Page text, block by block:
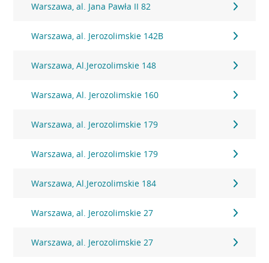
Warszawa, al. Jana Pawła II 82
Warszawa, al. Jerozolimskie 142B
Warszawa, Al.Jerozolimskie 148
Warszawa, Al. Jerozolimskie 160
Warszawa, al. Jerozolimskie 179
Warszawa, al. Jerozolimskie 179
Warszawa, Al.Jerozolimskie 184
Warszawa, al. Jerozolimskie 27
Warszawa, al. Jerozolimskie 27